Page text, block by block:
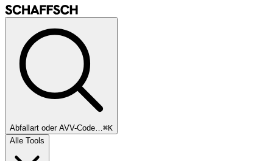
Abfallart oder AVV-Code…⌘K
Alle Tools